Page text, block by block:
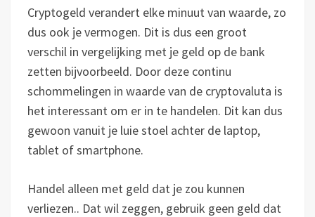
Cryptogeld verandert elke minuut van waarde, zo
dus ook je vermogen. Dit is dus een groot
verschil in vergelijking met je geld op de bank
zetten bijvoorbeeld. Door deze continu
schommelingen in waarde van de cryptovaluta is
het interessant om er in te handelen. Dit kan dus
gewoon vanuit je luie stoel achter de laptop,
tablet of smartphone.
Handel alleen met geld dat je zou kunnen
verliezen.. Dat wil zeggen, gebruik geen geld dat